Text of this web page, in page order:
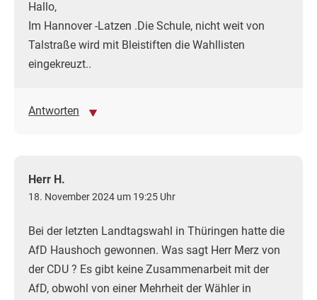
Hallo,
Im Hannover -Latzen .Die Schule, nicht weit von
Talstraße wird mit Bleistiften die Wahllisten
eingekreuzt..
Antworten
Herr H.
18. November 2024 um 19:25 Uhr
Bei der letzten Landtagswahl in Thüringen hatte die
AfD Haushoch gewonnen. Was sagt Herr Merz von
der CDU ? Es gibt keine Zusammenarbeit mit der
AfD, obwohl von einer Mehrheit der Wähler in